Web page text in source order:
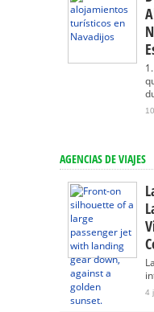
AGENCIAS DE VIAJES
4